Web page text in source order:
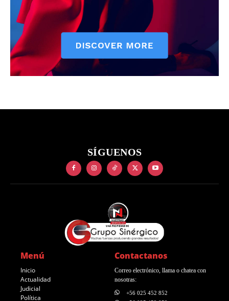
SÍGUENOS
Menú
Inicio
Actualidad
Judicial
Política
Contactanos
Correo electrónico, llama o chatea con
nosotras:
+56 025 452 852